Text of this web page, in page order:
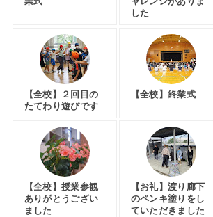
した
【全校】２回目の
たてわり遊びです
【全校】終業式
【全校】授業参観
ありがとうござい
ました
【お礼】渡り廊下
のペンキ塗りをし
ていただきました